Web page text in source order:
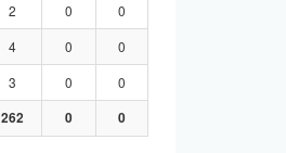
2 0
0
4 0
0
3 0
0
262 0 0